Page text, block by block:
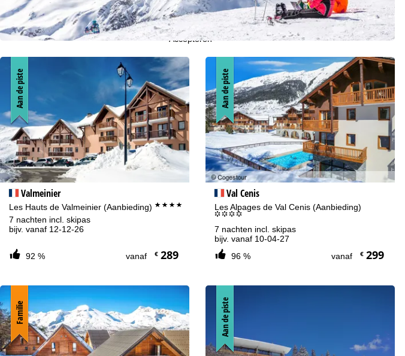
gegevensbescherming vind je onzePrivacy Policy
Accepteren
Valmeinier
Les Hauts de Valmeinier (Aanbieding) ****
7 nachten incl. skipas
bijv. vanaf 12-12-26
92 % vanaf €289
Aan de piste
Val Cenis
Les Alpages de Val Cenis (Aanbieding)
°°°°
7 nachten incl. skipas
bijv. vanaf 10-04-27
96 %
vanaf €299
Aan de piste
Familie Aan de piste